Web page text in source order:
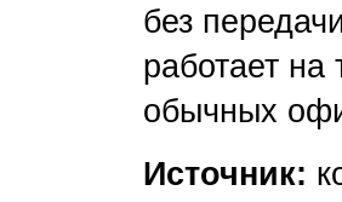
без
работает на
обычных
Источник: